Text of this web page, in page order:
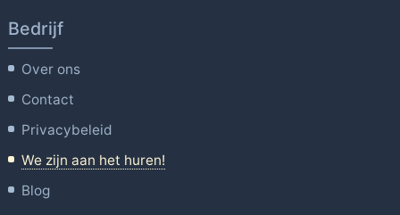
Bedrijf
Over ons
Contact
Privacybeleid
We zijn aan het huren!
Blog